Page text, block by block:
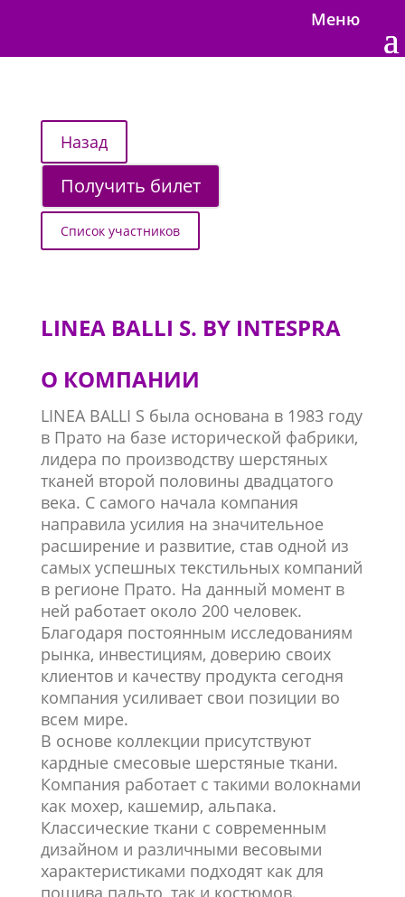
Меню
Получить билет
Список участников
LINEA BALLI S. BY INTESPRA
О КОМПАНИИ
LINEA BALLI S была основана в 1983 году
в Прато на базе исторической фабрики,
лидера по производству шерстяных
тканей второй половины двадцатого
века. С самого начала компания
направила усилия на значительное
расширение и развитие, став одной из
самых успешных текстильных компаний
в регионе Прато. На данный момент в
ней работает около 200 человек.
Благодаря постоянным исследованиям
рынка, инвестициям, доверию своих
клиентов и качеству продукта сегодня
компания усиливает свои позиции во
всем мире.
В основе коллекции присутствуют
кардные смесовые шерстяные ткани.
Компания работает с такими волокнами
как мохер, кашемир, альпака.
Классические ткани с современным
дизайном и различными весовыми
характеристиками подходят как для
пошива пальто, так и костюмов.